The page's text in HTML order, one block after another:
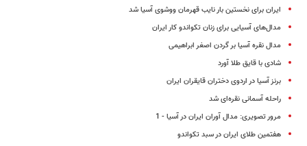
ایران برای نخستین بار نایب قهرمان ووشوی آسیا شد
مدال‌های آسیایی برای زنان تکواندو کار ایران
مدال نقره آسیا بر گردن اصغر ابراهیمی
شادی با قایق طلا آورد
برنز آسیا در اردوی دختران قایقران ایران
راحله آسمانی نقره‌ای شد
مرور تصویری: مدال آوران ایران در آسیا - 1
هفتمین طلای ایران در سبد تکواندو